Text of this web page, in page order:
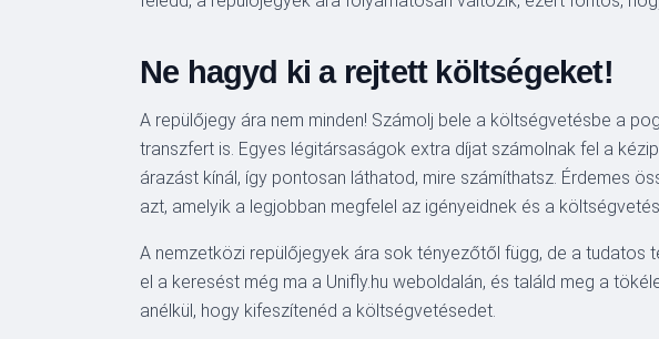
Ne hagyd ki a rejtett költségeket!
A repülőjegy ára nem minden! Számolj bele a költségvetésbe a
transzfert is. Egyes légitársaságok extra díjat számolnak fel a
árazást kínál, így pontosan láthatod, mire számíthatsz. Érdemes
azt, amelyik a legjobban megfelel az igényeidnek és a
A nemzetközi repülőjegyek ára sok tényezőtől függ, de a
el a keresést még ma a Unifly.hu weboldalán, és találd meg a
anélkül, hogy kifeszítenéd a költségvetésedet.